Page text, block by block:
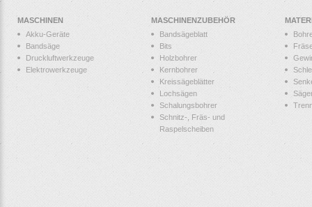
MASCHINEN
Akku-Geräte
Bandsäge
Druckluftwerkzeuge
Elektrowerkzeuge
MASCHINENZUBEHÖR
Bandsägeblatt
Bits
Holzbohrer
Kernbohrer
Kreissägeblätter
Lochsägen
Schalungsbohrer
Schnitz-, Fräs- und
Raspelscheiben